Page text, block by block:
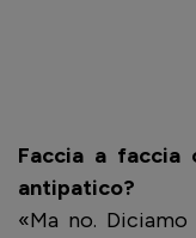
Faccia a faccia
antipatico?
«Ma no.